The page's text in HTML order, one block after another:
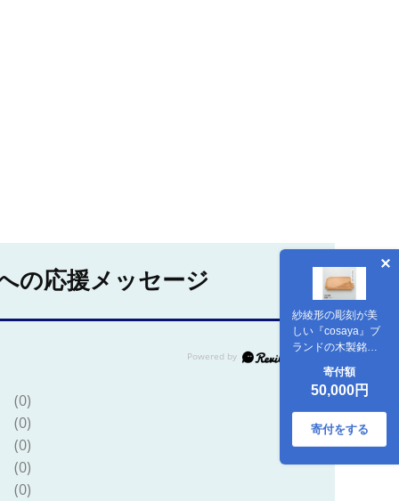
紗綾形の彫刻が美
しい『cosaya』ブ
ランドの木製銘々
製 角皿
（8cm×14.5cm）
寄付額
50,000円
寄付をする
の応援メッセージ
(0)
(0)
(0)
(0)
(0)